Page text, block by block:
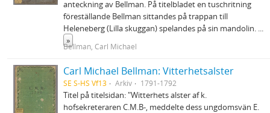
anteckning av Bellman. På titelbladet en tuschritning
föreställande Bellman sittandes på trappan till
Heleneberg (Lilla skuggan) spelandes på sin mandolin. ...
»
Bellman, Carl Michael
Carl Michael Bellman: Vitterhetsalster
SE S-HS Vf13 Arkiv 1791-1792
Titel på titelsidan: "Witterhets alster af k.
hofsekreteraren C.M.B-, meddelte dess ungdomsvän E.